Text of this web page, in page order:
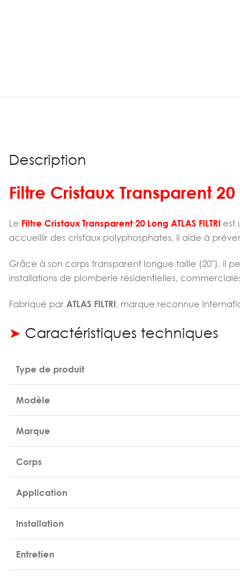
Description
Filtre Cristaux Transparent 20
Le Filtre Cristaux Transparent 20 Long ATLAS FILTRI est
accueillir des cristaux polyphosphates, il aide à
Grâce à son corps transparent longue taille (20″), il
installations de plomberie résidentielles,
Fabriqué par ATLAS FILTRI, marque reconnue
➤ Caractéristiques techniques
Type de produit
Modèle
Marque
Corps
Application
Installation
Entretien